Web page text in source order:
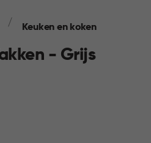
Keuken en koken
- Grijs